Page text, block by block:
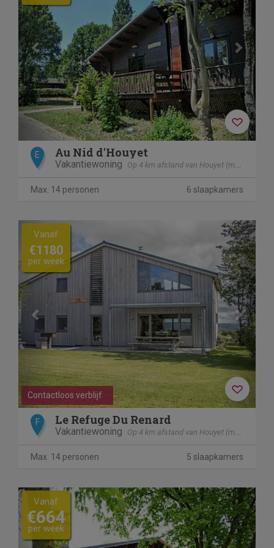
E Au Nid d'Houyet
Vakantiewoning Op 4 km afstand van Houyet (mesnil - Eglise)
Max. 14 personen 6 slaapkamers
Previous Next
Contactloos verblijf
Vanaf
€1180
per week
F Le Refuge Du Renard
Vakantiewoning Op 4 km afstand van Houyet (mesnil - Eglise)
Max. 14 personen 5 slaapkamers
Previous Next
Vanaf
€664
per week